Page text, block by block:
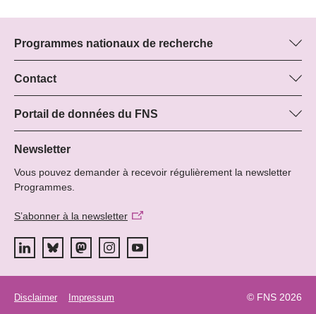
Programmes nationaux de recherche
Vous trouverez ici des informations sur tous les Programmes
nationaux de recherche (PNR) :
Tous les PNR
Contact
Boris Buzek, FNS
Beatrice Schibler, FNS
Managers du programme
Tél.: +
E-mail:
Portail de données du FNS
Vous trouverez ici des informations complètes sur les projets de
recherche et les subsides approuvés par le FNS.
Recherche de projets
Newsletter
Vous pouvez demander à recevoir régulièrement la newsletter
Programmes.
S’abonner à la newsletter
Disclaimer Impressum © FNS 2026